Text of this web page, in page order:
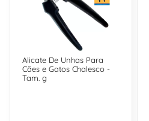
Alicate De Unhas Para
Cães e Gatos Chalesco -
Tam. g